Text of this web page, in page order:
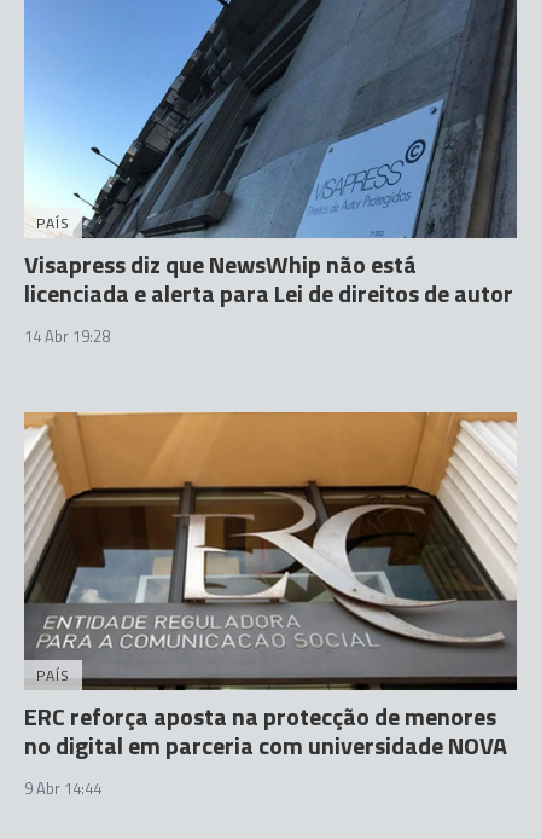
PAÍS
Visapress diz que NewsWhip não está
licenciada e alerta para Lei de direitos de autor
14 Abr 19:28
PAÍS
ERC reforça aposta na protecção de menores
no digital em parceria com universidade NOVA
9 Abr 14:44